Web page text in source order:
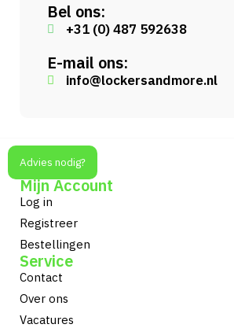
Bel ons:
+31 (0) 487 592638
E-mail ons:
info@lockersandmore.nl
Advies nodig?
Mijn Account
Log in
Registreer
Bestellingen
Service
Contact
Over ons
Vacatures